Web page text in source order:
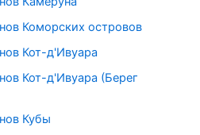
Коморских островов
Кот-д'Ивуара
Кот-д'Ивуара (Берег
Кубы